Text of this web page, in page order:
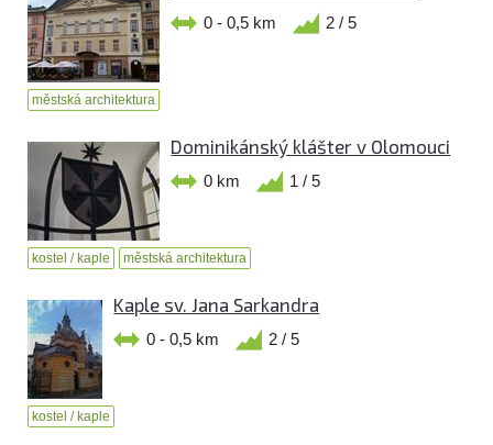
0 - 0,5 km 2 / 5
městská architektura
Dominikánský klášter v Olomouci
0 km 1 / 5
kostel / kaple městská architektura
Kaple sv. Jana Sarkandra
0 - 0,5 km 2 / 5
kostel / kaple